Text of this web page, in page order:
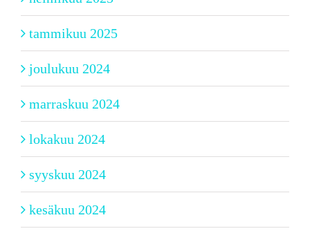
tammikuu 2025
joulukuu 2024
marraskuu 2024
lokakuu 2024
syyskuu 2024
kesäkuu 2024